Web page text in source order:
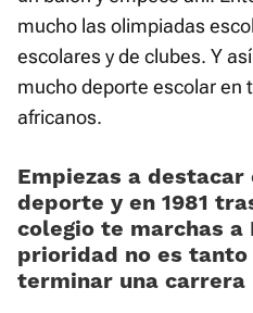
mucho las olimpiadas
escolares y de clubes. Y
mucho deporte escolar en
africanos.
Empiezas a
deporte y en 1981
colegio te marchas a
prioridad no es
terminar una